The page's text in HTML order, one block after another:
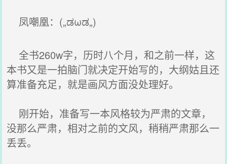
凤嘲凰：(„ಡωಡ„)
全书260w字，历时八个月，和之前一样，这
本书又是一拍脑门就决定开始写的，大纲姑且还
算准备充足，就是画风方面没处理好。
刚开始，准备写一本风格较为严肃的文章，
没那么严肃，相对之前的文风，稍稍严肃那么一
丢丢。